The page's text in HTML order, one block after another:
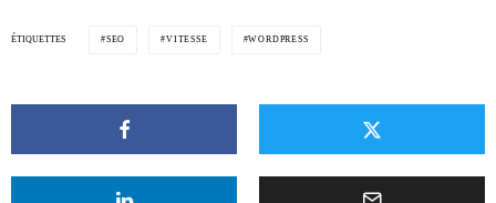
ÉTIQUETTES SEO VITESSE WORDPRESS